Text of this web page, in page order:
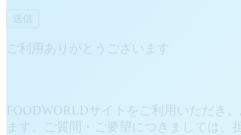
ご利用ありがとうございます
FOODWORLDサイトをご利用いただき
ます。ご質問・ご要望につきましては、